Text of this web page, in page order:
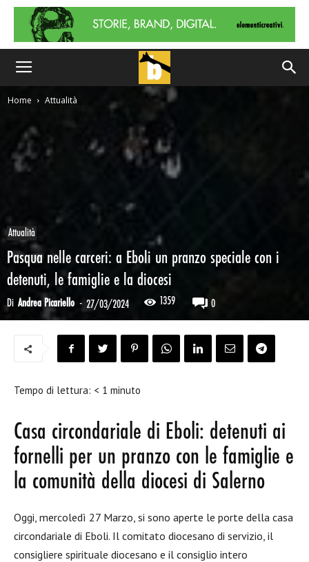
Home Attualità
Attualità
Pasqua nelle carceri: a Eboli un pranzo speciale con i
detenuti, le famiglie e la diocesi
Di Andrea Picariello - 27/03/2024 1359 0
Tempo di lettura: < 1 minuto
Casa circondariale di Eboli: detenuti ai
fornelli per un pranzo con le famiglie e
la comunità della diocesi di Salerno
Oggi, mercoledì 27 Marzo, si sono aperte le porte della casa
circondariale di Eboli. Il comitato diocesano di servizio, il
consigliere spirituale diocesano e il consiglio intero